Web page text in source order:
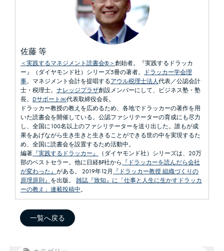
佐藤 等
＜実践するマネジメント読書会®＞創始者。『実践するドラッカ
ー』（ダイヤモンド社）シリーズ5冊の著者。
ドラッカー学会理
事。マネジメント会計を提唱するアウル税理士法人代表／公認会計
士・税理士。 ナレッジプラザ創設メンバーにして、ビジネス塾・塾
長。 Dサポート㈱代表取締役会長。
ドラッカー教授の教えを広めるため、各地でドラッカーの著作を用
いた読書会を開催している。公認ファシリテーターの育成にも尽力
し、全国に100名以上のファシリテーターを送り出した。誰もが成
果をあげながら生き生きと生きることができる世の中を実現するた
め、全国に読書会を設置するため活動中。
編著 『実践するドラッカー』
（ダイヤモンド社）シリーズは、20万
部のベストセラー。他に日経BP社から 『ドラッカーを読んだら会社
が変わった』 がある。 2019年12月 『ドラッカー教授 組織づくりの
原理原則』 を出版。 雑誌『致知』に「仕事と人生に生かすドラッカ
ーの教え」連載投稿中。
一覧へ戻る